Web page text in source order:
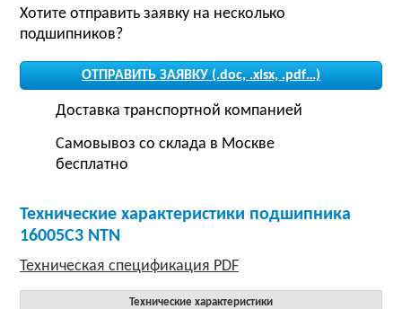
Хотите отправить заявку на несколько
подшипников?
ОТПРАВИТЬ ЗАЯВКУ (.doc, .xlsx, .pdf…)
Доставка транспортной компанией
Самовывоз со склада в Москве
бесплатно
Технические характеристики подшипника
16005C3 NTN
Технические характеристики